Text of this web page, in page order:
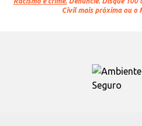
Civil mais próxima ou o